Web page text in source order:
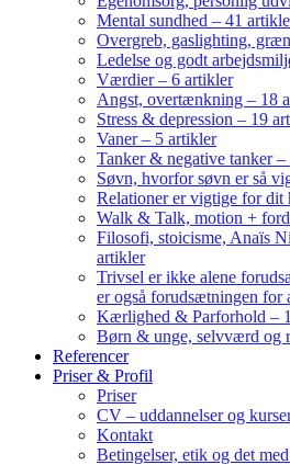
Mental sundhed – 41
Overgreb, gaslighting,
Ledelse og godt
Værdier – 6 artikler
Angst, overtænkning – 18
Stress & depression – 19
Vaner – 5 artikler
Tanker & negative tanker
Søvn, hvorfor søvn er så
Relationer er vigtige for dit
Walk & Talk, motion +
Filosofi, stoicisme, Anaïs
artikler
Trivsel er ikke alene
er også forudsætningen for
Kærlighed & Parforhold –
Børn & unge, selvværd og
Referencer
Priser & Profil
Priser
CV – uddannelser og
Kontakt
Betingelser, etik og det